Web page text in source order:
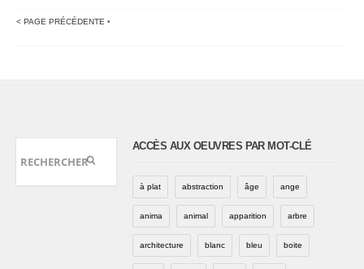
< PAGE PRÉCÉDENTE •
ACCÈS AUX OEUVRES PAR MOT-CLÉ
à plat abstraction âge ange
anima animal apparition arbre
architecture blanc bleu boite